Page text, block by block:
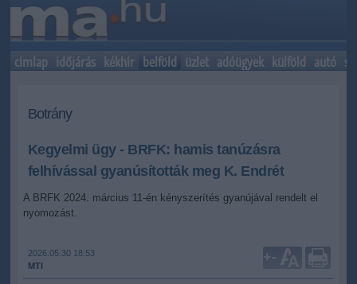
címlap időjárás kékhír belföld üzlet adóügyek külföld autó
Botrány
Kegyelmi ügy - BRFK: hamis tanúzásra
felhívással gyanúsították meg K. Endrét
A BRFK 2024. március 11-én kényszerítés gyanújával rendelt el
nyomozást.
2026.05.30 18:53
MTI
+-